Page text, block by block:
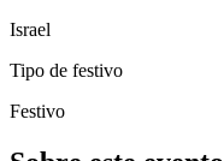
Israel
Tipo de festivo
Festivo